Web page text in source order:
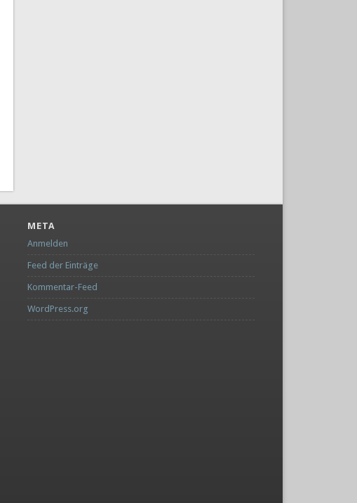
META
Anmelden
Feed der Einträge
Kommentar-Feed
WordPress.org